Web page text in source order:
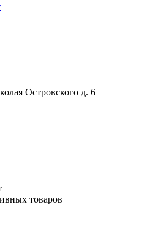
Островского д. 6
товаров